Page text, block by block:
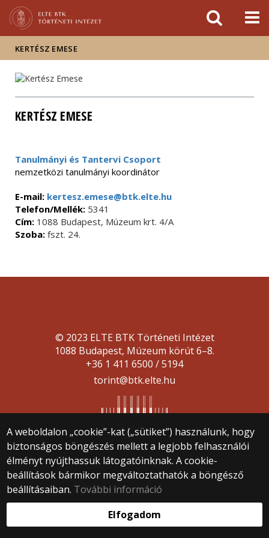
sajtóban
KERTÉSZ EMESE
KERTÉSZ EMESE
Tanulmányi és Tantervi Csoport
nemzetközi tanulmányi koordinátor
E-mail: kertesz.emese@btk.elte.hu
Telefon/Mellék: 5341
Cím: 1088 Budapest, Múzeum krt. 4/A
Szoba: fszt. 24.
A weboldalon „cookie”-kat („sütiket”) használunk, hogy
biztonságos böngészés mellett a legjobb felhasználói
élményt nyújthassuk látogatóinknak. A cookie-
beállítások bármikor megváltoztathatók a böngésző
beállításaiban. További információ
Elfogadom
© 2023 ELTE BTK Történeti Intézet
1088 Budapest, Múzeum körút 6–8.
+36 1 411 6500 / 5194
torint@btk.elte.hu
Webfejlesztés: